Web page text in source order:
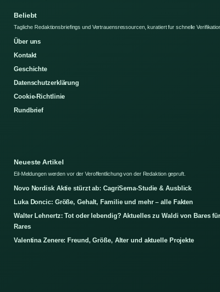
Beliebt
Tagliche Redaktionsbriefings und Vertrauensressourcen, kuratiert fur schnelle
Über uns
Kontakt
Geschichte
Datenschutzerklärung
Cookie-Richtlinie
Rundbrief
Neueste Artikel
Eil-Meldungen werden vor der Veroffentlichung von der Redaktion gepruft.
Novo Nordisk Aktie stürzt ab: CagriSema-Studie & Ausblick
Luka Doncic: Größe, Gehalt, Familie und mehr – alle Fakten
Walter Lehnertz: Tot oder lebendig? Aktuelles zu Waldi von Bares
Rares
Valentina Zenere: Freund, Größe, Alter und aktuelle Projekte